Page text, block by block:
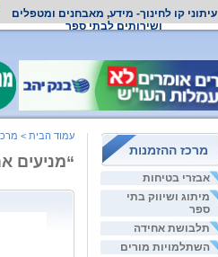
עיתוני קו לחינוך- מידע, מאבחנים ומטפלים
ושירותים לבתי ספר
מרכז ההזמנות
אבזרי בטיחות
מיתוג ושיווק בתי
ספר
תלבושת אחידה
השתלמויות מורים
עמוד הבית >
“מניעים